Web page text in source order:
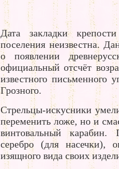
Дата закладки
поселения неизвестна.
о появлении
официальный отсчёт
известного письменного
Грозного.
Стрельцы-искусники
переменить ложе, но и
винтовальный карабин.
серебро (для насечки),
изящного вида своих